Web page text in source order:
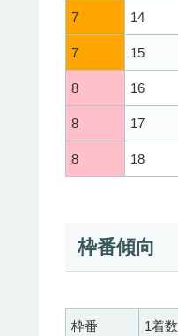
7 14
7 15
8 16
8 17
8 18
枠番傾向
枠番 1着数